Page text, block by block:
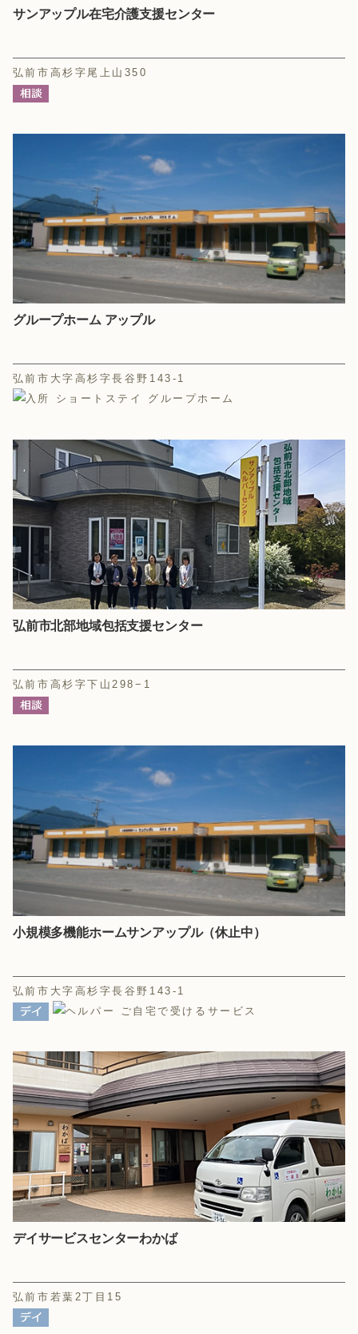
サンアップル在宅介護支援センター
弘前市高杉字尾上山350
グループホーム アップル
弘前市大字高杉字長谷野143-1
弘前市北部地域包括支援センター
弘前市高杉字下山298−1
小規模多機能ホームサンアップル（休止中）
弘前市大字高杉字長谷野143-1
デイサービスセンターわかば
弘前市若葉2丁目15